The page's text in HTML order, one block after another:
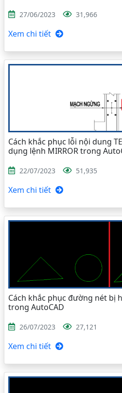
27/06/2023 31,966
Xem chi tiết
Cách khắc phục lỗi nội dung
dụng lệnh MIRROR trong
22/07/2023 51,935
Xem chi tiết
Cách khắc phục đường nét bị
trong AutoCAD
26/07/2023 27,121
Xem chi tiết